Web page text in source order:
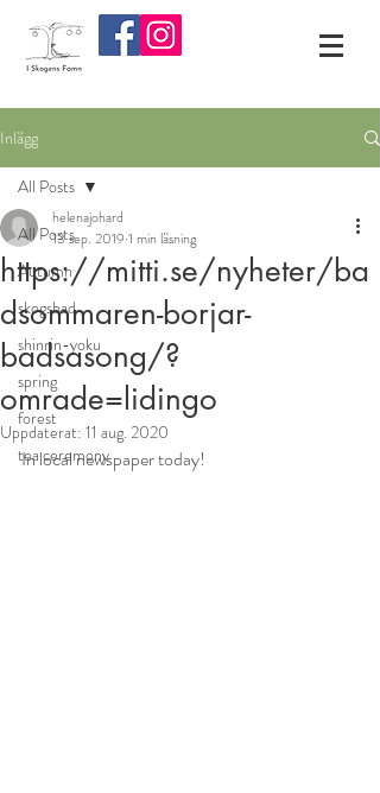
Inlägg
All Posts
Autumn
skogsbad
shinrin-yoku
spring
forest
tea ceremony
All Posts
https://mitti.se/nyheter/ba
dsommaren-borjar-
badsasong/?
omrade=lidingo
helenajohard
13 sep. 2019 1 min läsning
Uppdaterat: 11 aug. 2020
In local newspaper today!